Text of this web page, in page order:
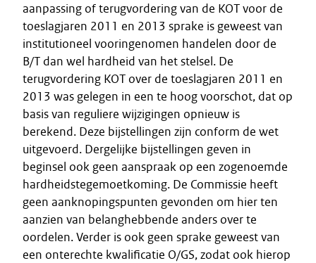
aanpassing of terugvordering van de KOT voor de
toeslagjaren 2011 en 2013 sprake is geweest van
institutioneel vooringenomen handelen door de
B/T dan wel hardheid van het stelsel. De
terugvordering KOT over de toeslagjaren 2011 en
2013 was gelegen in een te hoog voorschot, dat op
basis van reguliere wijzigingen opnieuw is
berekend. Deze bijstellingen zijn conform de wet
uitgevoerd. Dergelijke bijstellingen geven in
beginsel ook geen aanspraak op een zogenoemde
hardheidstegemoetkoming. De Commissie heeft
geen aanknopingspunten gevonden om hier ten
aanzien van belanghebbende anders over te
oordelen. Verder is ook geen sprake geweest van
een onterechte kwalificatie O/GS, zodat ook hierop